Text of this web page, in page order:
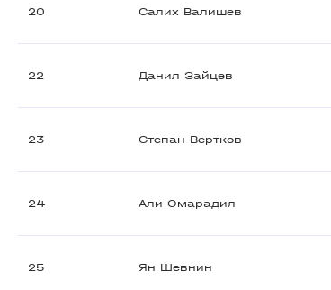
20 Салих Валишев
22 Данил Зайцев
23 Степан Вертков
24 Али Омарадил
25 Ян Шевнин